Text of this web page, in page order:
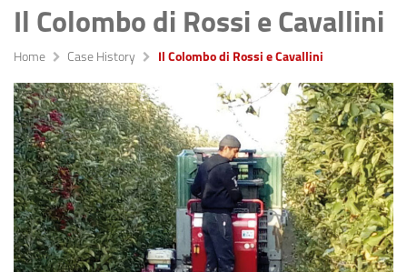
Il Colombo di Rossi e Cavallini
Home Case History Il Colombo di Rossi e Cavallini